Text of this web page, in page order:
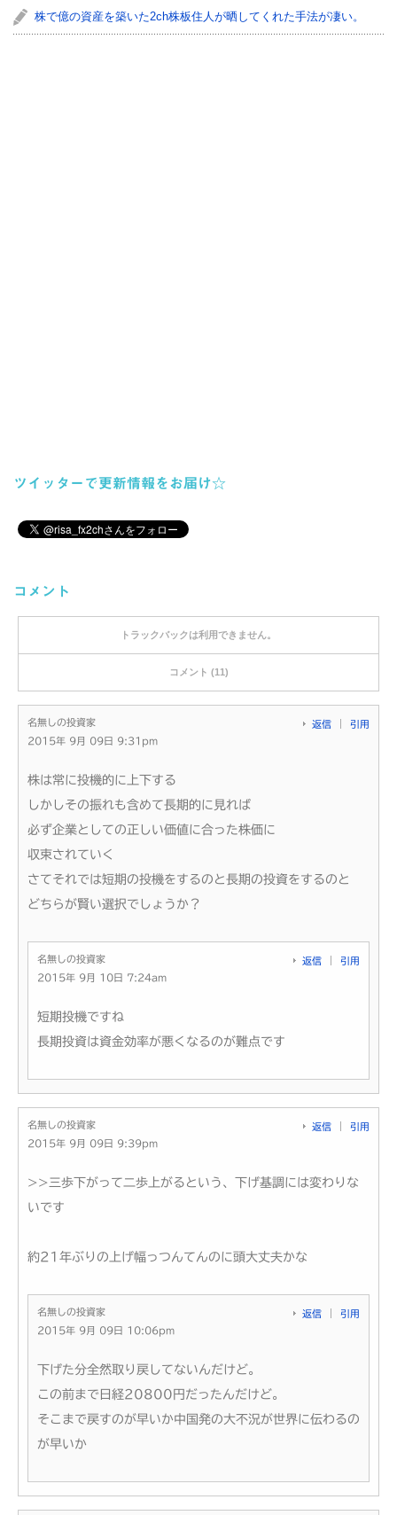
株で億の資産を築いた2ch株板住人が晒してくれた手法が凄い。
ツイッターで更新情報をお届け☆
コメント
トラックバックは利用できません。
コメント (11)
名無しの投資家
2015年 9月 09日 9:31pm
返信 引用
株は常に投機的に上下する
しかしその振れも含めて長期的に見れば
必ず企業としての正しい価値に合った株価に
収束されていく
さてそれでは短期の投機をするのと長期の投資をするのと
どちらが賢い選択でしょうか？
名無しの投資家
2015年 9月 10日 7:24am
返信 引用
短期投機ですね
長期投資は資金効率が悪くなるのが難点です
名無しの投資家
2015年 9月 09日 9:39pm
返信 引用
>>三歩下がって二歩上がるという、下げ基調には変わりな
いです
約21年ぶりの上げ幅っつんてんのに頭大丈夫かな
名無しの投資家
2015年 9月 09日 10:06pm
返信 引用
下げた分全然取り戻してないんだけど。
この前まで日経20800円だったんだけど。
そこまで戻すのが早いか中国発の大不況が世界に伝わるの
が早いか